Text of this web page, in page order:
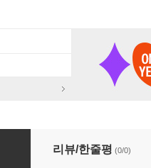
리뷰/한줄평 (0/0)